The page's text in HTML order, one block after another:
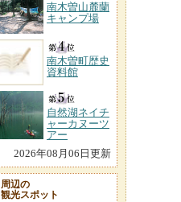
南木曽山麓蘭
キャンプ場
南木曽町歴史
資料館
自然湖ネイチ
ャーカヌーツ
アー
2026年08月06日更新
周辺の
観光スポット